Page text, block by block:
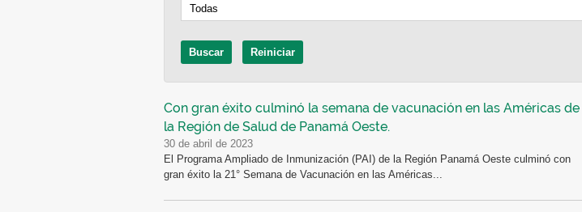
Con gran éxito culminó la semana de vacunación en las Américas de
la Región de Salud de Panamá Oeste.
30 de abril de 2023
El Programa Ampliado de Inmunización (PAI) de la Región Panamá Oeste culminó con
gran éxito la 21° Semana de Vacunación en las Américas...